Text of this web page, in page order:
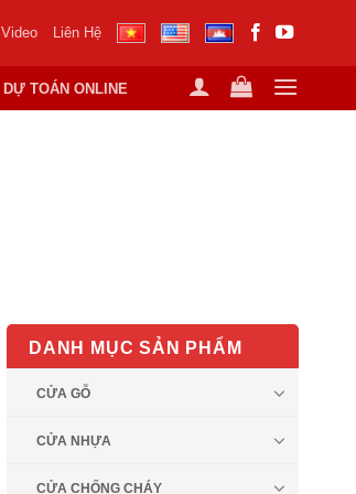
Video Liên Hệ
DỰ TOÁN ONLINE
DANH MỤC SẢN PHẨM
CỬA GỖ
CỬA NHỰA
CỬA CHỐNG CHÁY